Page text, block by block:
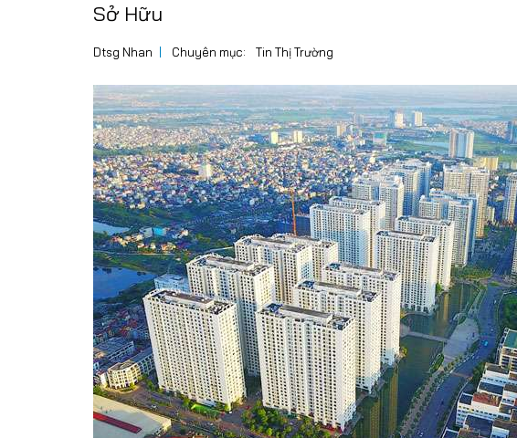
Sở Hữu
Dtsg Nhan Chuyên mục: Tin Thị Trường